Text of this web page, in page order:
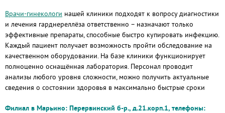
Врачи-гинекологи нашей клиники подходят к вопросу диагностики
и лечения гарднереллёза ответственно – назначают только
эффективные препараты, способные быстро купировать инфекцию.
Каждый пациент получает возможность пройти обследование на
качественном оборудовании. На базе клиники функционирует
полноценно оснащённая лаборатория. Персонал проводит
анализы любого уровня сложности, можно получить актуальные
сведения о состоянии здоровья в максимально быстрые сроки
Филиал в Марьино: Перервинский б-р., д.21.корп.1, телефоны: